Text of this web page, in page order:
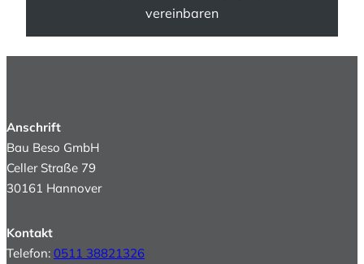
vereinbaren
Anschrift
Bau Beso GmbH
Celler Straße 79
30161 Hannover
Kontakt
Telefon: 0511 38821326